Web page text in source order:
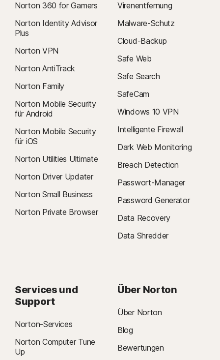
Norton 360 for Gamers
Norton Identity Advisor
Plus
Norton VPN
Norton AntiTrack
Norton Family
Norton Mobile Security
für Android
Norton Mobile Security
für iOS
Norton Utilities Ultimate
Norton Driver Updater
Norton Small Business
Norton Private Browser
Virenentfernung
Malware-Schutz
Cloud-Backup
Safe Web
Safe Search
SafeCam
Windows 10 VPN
Intelligente Firewall
Dark Web Monitoring
Breach Detection
Passwort-Manager
Password Generator
Data Recovery
Data Shredder
Services und
Support
Norton-Services
Norton Computer Tune
Up
Über Norton
Über Norton
Blog
Bewertungen